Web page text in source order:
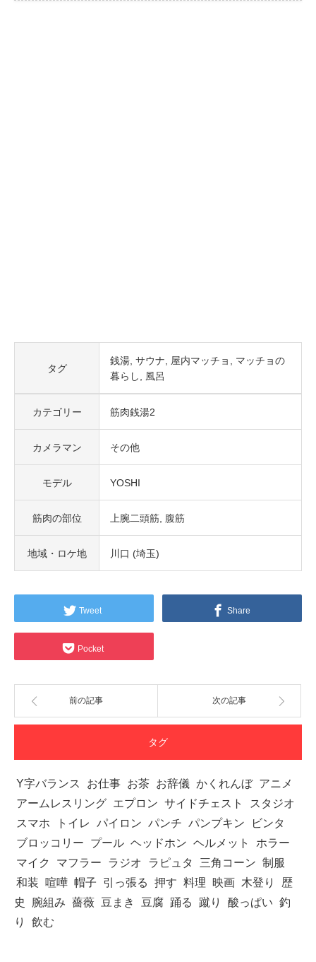
タグ
銭湯 サウナ 屋内マッチョ
マッチョの
暮らし
風呂
カテゴリー 筋肉銭湯2
カメラマン その他
モデル YOSHI
筋肉の部位 上腕二頭筋 腹筋
地域・ロケ地 川口 (埼玉)
Tweet Share
Pocket
前の記事 次の記事
タグ
Y字バランス お仕事 お茶 お辞儀 かくれんぼ アニメ
アームレスリング エプロン サイドチェスト
スタジオ
スマホ
トイレ パイロン パンチ パンプキン
ビンタ
ブロッコリー
プール ヘッドホン ヘルメット
ホラー
マイク
マフラー ラジオ ラピュタ 三角コーン 制服
和装
喧嘩 帽子 引っ張る 押す 料理 映画 木登り
歴
史
腕組み 薔薇 豆まき 豆腐 踊る 蹴り 酸っぱい 釣
り
飲む